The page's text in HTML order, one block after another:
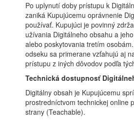
Po uplynutí doby prístupu k
zaniká Kupujúcemu oprávnenie
používať. Kupujúci je povinný
užívania Digitálneho obsahu a
alebo poskytovania tretím
odseku sa primerane vzťahujú aj
prístupu z iných dôvodov podľa
Technická dostupnosť
Digitálny obsah je Kupujúcemu
prostredníctvom technickej online
strany (Teachable).